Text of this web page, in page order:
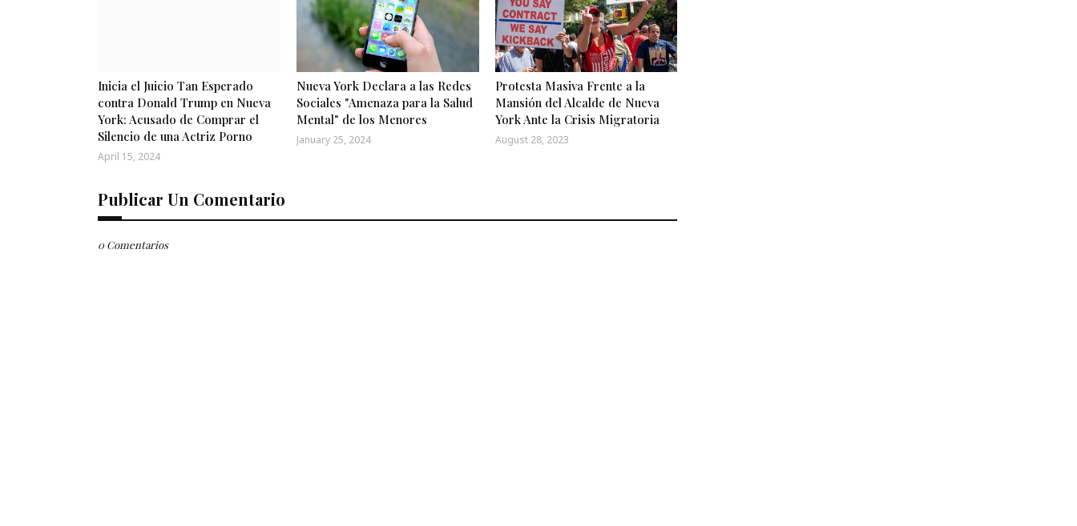
Inicia el Juicio Tan Esperado
contra Donald Trump en Nueva
York: Acusado de Comprar el
Silencio de una Actriz Porno
April 15, 2024
Nueva York Declara a las Redes
Sociales "Amenaza para la Salud
Mental" de los Menores
January 25, 2024
Protesta Masiva Frente a la
Mansión del Alcalde de Nueva
York Ante la Crisis Migratoria
August 28, 2023
Publicar Un Comentario
0 Comentarios